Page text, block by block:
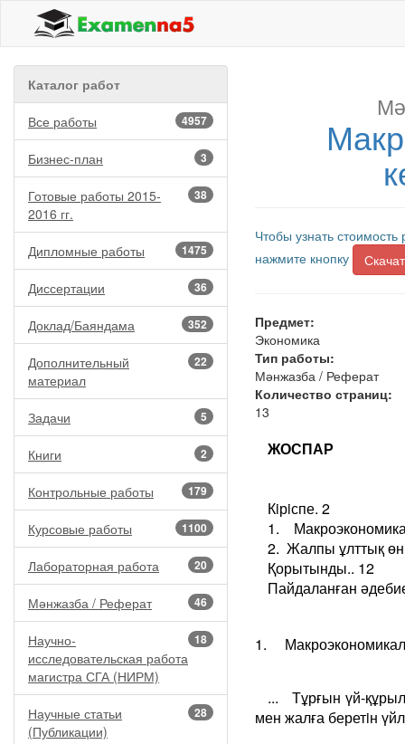
Каталог работ
4957
Все работы
3
Бизнес-план
38
Готовые работы 2015-
2016 гг.
1475
Дипломные работы
36
Диссертации
352
Доклад/Баяндама
22
Дополнительный
материал
5
Задачи
2
Книги
179
Контрольные работы
1100
Курсовые работы
20
Лабораторная работа
46
Мәнжазба / Реферат
18
Научно-
исследовательская работа
магистра СГА (НИРМ)
28
Научные статьи
(Публикации)
Чтобы узнать
нажмите кнопку
Предмет:
Экономика
Тип работы:
Мәнжазба / Реферат
Количество страниц:
13
ЖОСПАР
Кiрiспе. 2
1.
2. Жалпы ұлттық
Қорытынды.. 12
Пайдаланған
1.
... Тұрғын үй-
мен жалға беретiн